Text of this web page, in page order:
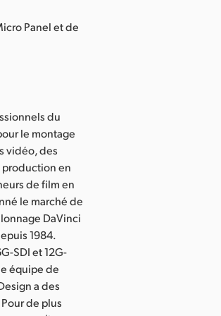
Panel et de
du
le montage
vidéo, des
en
de film en
le marché de
DaVinci
1984.
SDI et 12G-
équipe de
a des
de plus